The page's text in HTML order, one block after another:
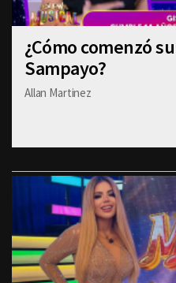
¿Cómo comenzó
Sampayo?
Allan Martinez